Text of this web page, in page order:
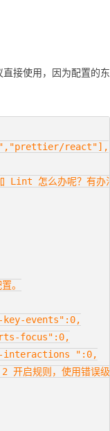
直接使用，因为配置的东
react"],
Lint 怎么办呢？有
。
events":0,
focus":0,
":0,
启规则，使用错误级